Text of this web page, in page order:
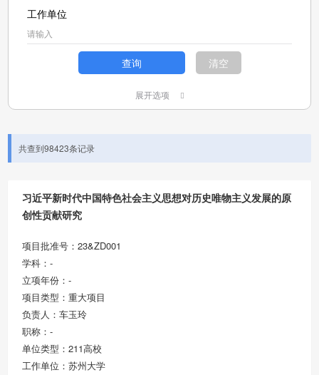
工作单位
查询 清空
展开选项
共查到98423条记录
习近平新时代中国特色社会主义思想对历史唯物主义发展的原
创性贡献研究
项目批准号：23&ZD001
学科：-
立项年份：-
项目类型：重大项目
负责人：车玉玲
职称：-
单位类型：211高校
工作单位：苏州大学